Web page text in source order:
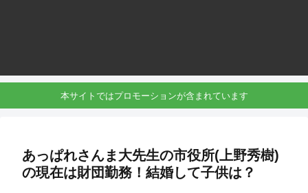
本サイトではプロモーションが含まれています
あっぱれさんま大先生の市役所(上野秀樹)
の現在は財団勤務！結婚して子供は？